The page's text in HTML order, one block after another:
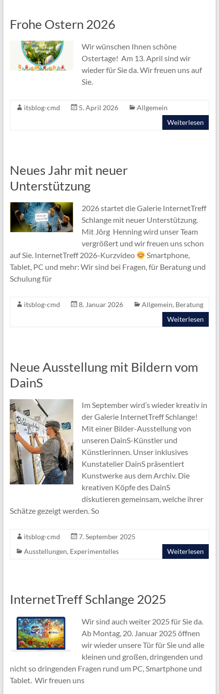
Frohe Ostern 2026
Wir wünschen Ihnen schöne
Ostertage! Am 13. April sind wir
wieder für Sie da. Wir freuen uns auf
Sie.
itsblog-cmd 5. April 2026
Allgemein
Weiterlesen
Neues Jahr mit neuer
Unterstützung
2026 startet die Galerie InternetTreff
Schlange mit neuer Unterstützung.
Mit Jörg Henning wird unser Team
vergrößert und wir freuen uns schon
auf Sie. InternetTreff 2026-Kurzvideo
Smartphone,
Tablet, PC und mehr: Wir sind bei Fragen, für Beratung und
Schulung für
itsblog-cmd 8. Januar 2026 Allgemein, Beratung
Weiterlesen
Neue Ausstellung mit Bildern vom
DainS
Im September wird’s wieder kreativ in
der Galerie InternetTreff Schlange!
Mit einer Bilder-Ausstellung von
unseren DainS-Künstler und
Künstlerinnen. Unser inklusives
Kunstatelier DainS präsentiert
Kunstwerke aus dem Archiv. Die
kreativen Köpfe des DainS
diskutieren gemeinsam, welche ihrer
Schätze gezeigt werden. So
itsblog-cmd
7. September 2025
Ausstellungen, Experimentelles Weiterlesen
InternetTreff Schlange 2025
Wir sind auch weiter 2025 für Sie da.
Ab Montag, 20. Januar 2025 öffnen
wir wieder unsere Tür für Sie und alle
kleinen und großen, dringenden und
nicht so dringenden Fragen rund um PC, Smartphone und
Tablet. Wir freuen uns